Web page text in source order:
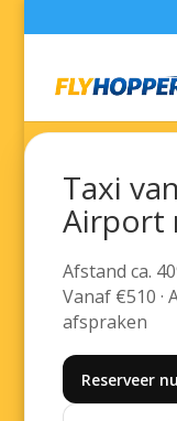
Taxi
Airport
Afstand ca.
Vanaf €510
afspraken
Reserveer nu